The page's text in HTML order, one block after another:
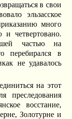
в свои
эльзасское
много
и четвертовано.
частью на
перебирался в
не удавалось
на этот
преследования
восстание,
Золотурне и